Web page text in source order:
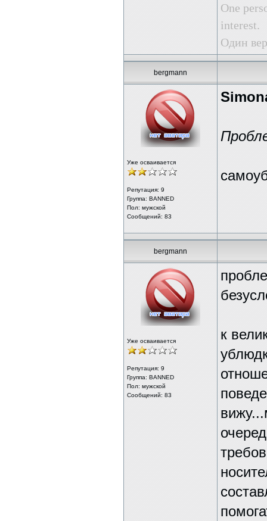
One
interest.
Один
bergmann
Уже осваивается
Репутация: 9
Группа: BANNED
Пол: мужской
Сообщений: 83
bergmann
Уже осваивается
Репутация: 9
Группа: BANNED
Пол: мужской
Сообщений: 83
к